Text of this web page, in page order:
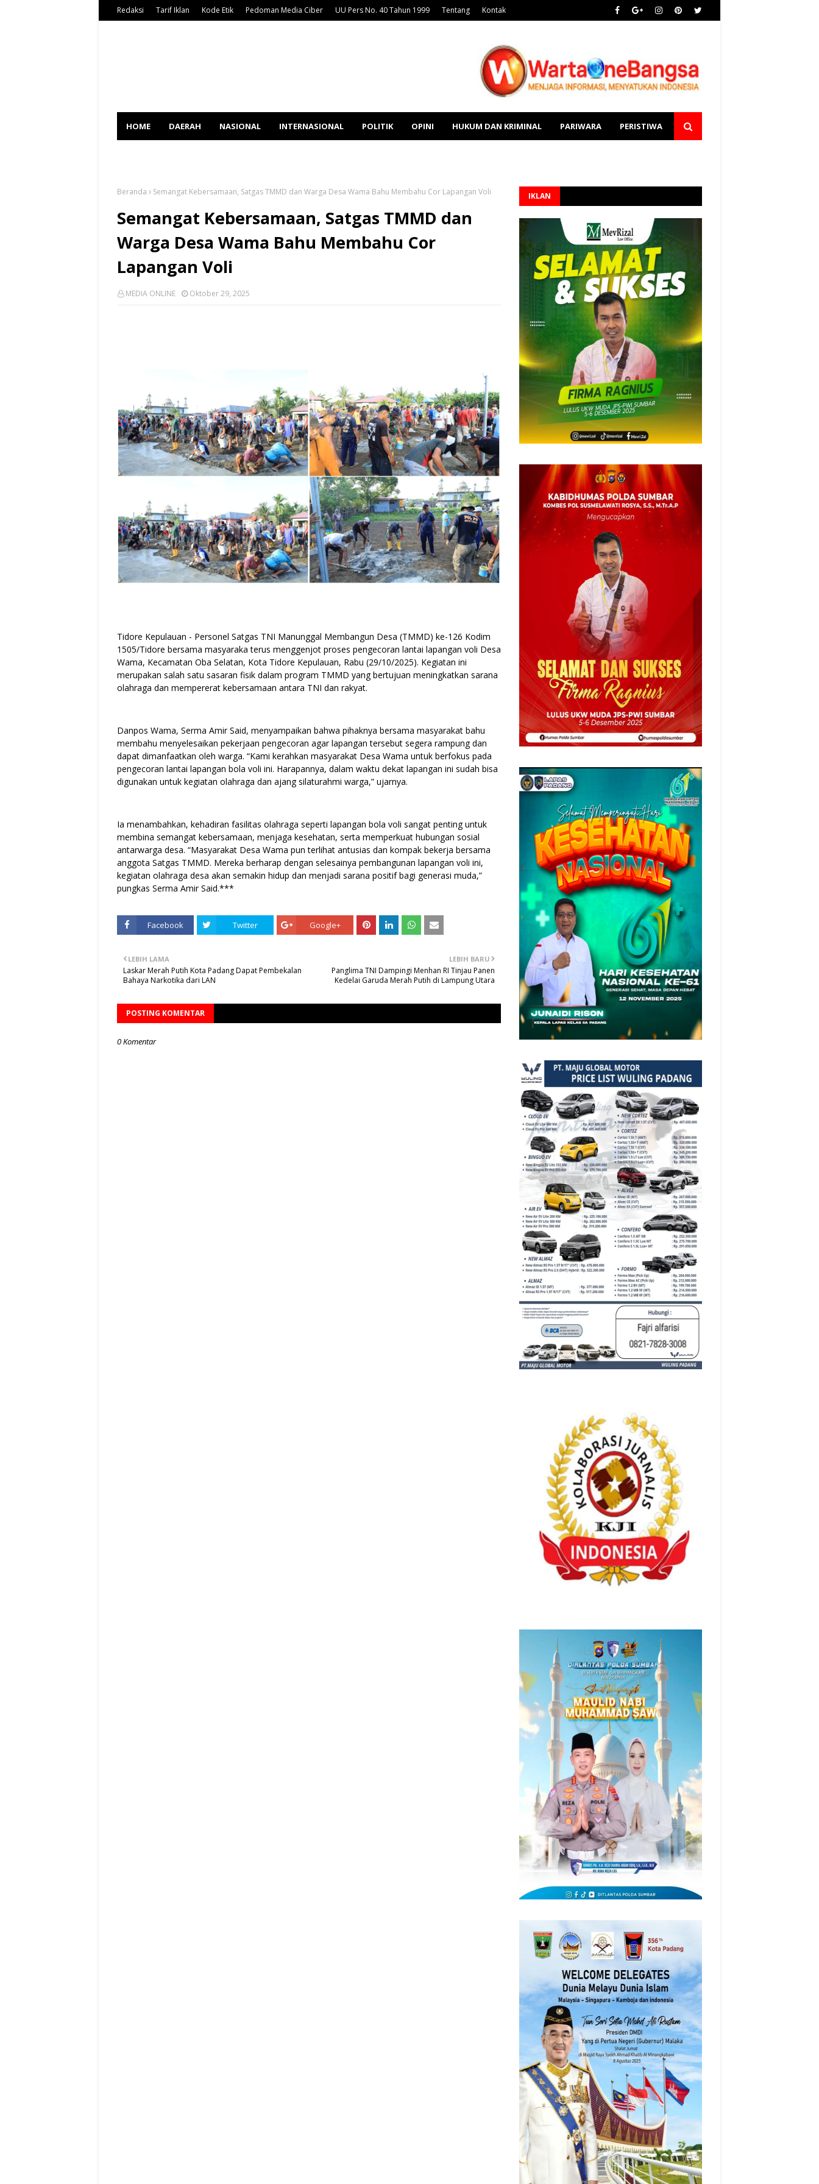
Redaksi Tarif Iklan Kode Etik Pedoman Media Ciber UU Pers No. 40 Tahun 1999 Tentang Kontak
HOME DAERAH NASIONAL INTERNASIONAL POLITIK OPINI HUKUM DAN KRIMINAL PARIWARA PERISTIWA
Beranda Semangat Kebersamaan, Satgas TMMD dan Warga Desa Wama Bahu Membahu Cor Lapangan Voli
Semangat Kebersamaan, Satgas TMMD dan
Warga Desa Wama Bahu Membahu Cor
Lapangan Voli
MEDIA ONLINE Oktober 29, 2025
Tidore Kepulauan - Personel Satgas TNI Manunggal Membangun Desa (TMMD) ke-126 Kodim
1505/Tidore bersama masyaraka terus menggenjot proses pengecoran lantai lapangan voli Desa
Wama, Kecamatan Oba Selatan, Kota Tidore Kepulauan, Rabu (29/10/2025). Kegiatan ini
merupakan salah satu sasaran fisik dalam program TMMD yang bertujuan meningkatkan sarana
olahraga dan mempererat kebersamaan antara TNI dan rakyat.
Danpos Wama, Serma Amir Said, menyampaikan bahwa pihaknya bersama masyarakat bahu
membahu menyelesaikan pekerjaan pengecoran agar lapangan tersebut segera rampung dan
dapat dimanfaatkan oleh warga. “Kami kerahkan masyarakat Desa Wama untuk berfokus pada
pengecoran lantai lapangan bola voli ini. Harapannya, dalam waktu dekat lapangan ini sudah bisa
digunakan untuk kegiatan olahraga dan ajang silaturahmi warga,” ujarnya.
Ia menambahkan, kehadiran fasilitas olahraga seperti lapangan bola voli sangat penting untuk
membina semangat kebersamaan, menjaga kesehatan, serta memperkuat hubungan sosial
antarwarga desa. “Masyarakat Desa Wama pun terlihat antusias dan kompak bekerja bersama
anggota Satgas TMMD. Mereka berharap dengan selesainya pembangunan lapangan voli ini,
kegiatan olahraga desa akan semakin hidup dan menjadi sarana positif bagi generasi muda,”
pungkas Serma Amir Said.***
Facebook Twitter Google+
LEBIH BARU
Panglima TNI Dampingi Menhan RI Tinjau Panen
Kedelai Garuda Merah Putih di Lampung Utara
LEBIH LAMA
Laskar Merah Putih Kota Padang Dapat Pembekalan
Bahaya Narkotika dari LAN
POSTING KOMENTAR
0 Komentar
IKLAN